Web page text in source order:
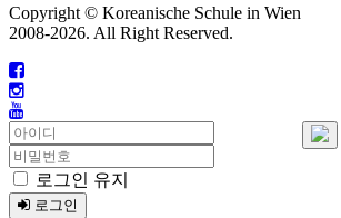
Copyright © Koreanische Schule in Wien
2008-2026. All Right Reserved.
로그인 유지
로그인